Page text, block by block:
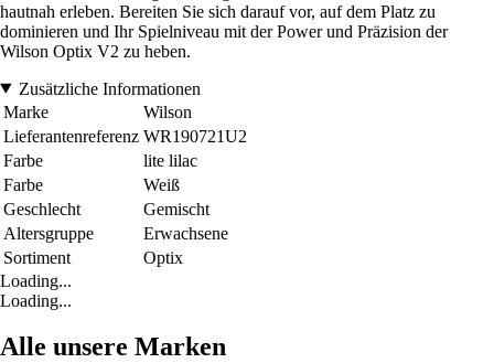
hautnah erleben. Bereiten Sie sich darauf vor, auf dem Platz zu
dominieren und Ihr Spielniveau mit der Power und Präzision der
Wilson Optix V2 zu heben.
Zusätzliche Informationen
Marke
Wilson
Lieferantenreferenz WR190721U2
Farbe
lite lilac
Farbe
Weiß
Geschlecht
Gemischt
Altersgruppe
Erwachsene
Sortiment
Optix
Loading...
Loading...
Alle unsere Marken